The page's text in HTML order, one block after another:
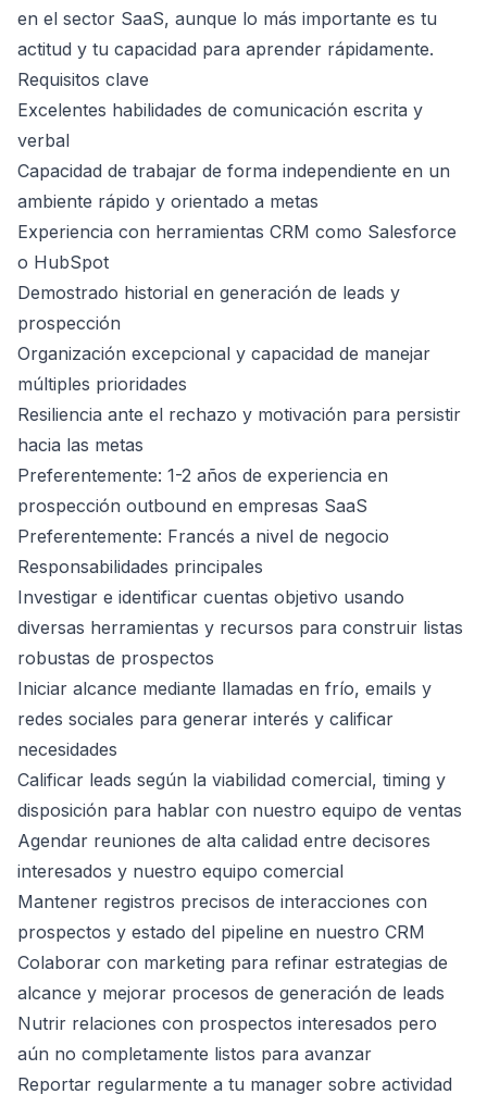
en el sector SaaS, aunque lo más importante es tu
actitud y tu capacidad para aprender rápidamente.
Requisitos clave
Excelentes habilidades de comunicación escrita y
verbal
Capacidad de trabajar de forma independiente en un
ambiente rápido y orientado a metas
Experiencia con herramientas CRM como Salesforce
o HubSpot
Demostrado historial en generación de leads y
prospección
Organización excepcional y capacidad de manejar
múltiples prioridades
Resiliencia ante el rechazo y motivación para persistir
hacia las metas
Preferentemente: 1-2 años de experiencia en
prospección outbound en empresas SaaS
Preferentemente: Francés a nivel de negocio
Responsabilidades principales
Investigar e identificar cuentas objetivo usando
diversas herramientas y recursos para construir listas
robustas de prospectos
Iniciar alcance mediante llamadas en frío, emails y
redes sociales para generar interés y calificar
necesidades
Calificar leads según la viabilidad comercial, timing y
disposición para hablar con nuestro equipo de ventas
Agendar reuniones de alta calidad entre decisores
interesados y nuestro equipo comercial
Mantener registros precisos de interacciones con
prospectos y estado del pipeline en nuestro CRM
Colaborar con marketing para refinar estrategias de
alcance y mejorar procesos de generación de leads
Nutrir relaciones con prospectos interesados pero
aún no completamente listos para avanzar
Reportar regularmente a tu manager sobre actividad